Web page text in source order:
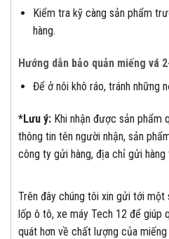
Kiểm tra kỹ càng sản phẩm
hàng.
Hướng dẫn bảo quản miếng vá
Để ở nôi khô ráo, tránh những
*Lưu ý: Khi nhận được sản phẩm
thông tin tên người nhận, sản
công ty gửi hàng, địa chỉ gửi
Trên đây chúng tôi xin gửi tới
lốp ô tô, xe máy Tech 12 để giúp
quát hơn về chất lượng của